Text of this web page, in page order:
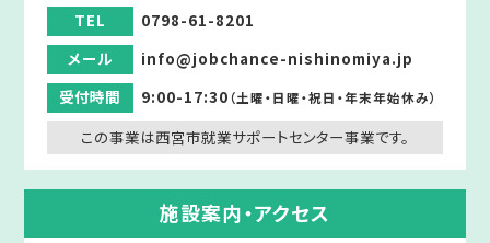
TEL
0798-61-8201
メール
info@jobchance-nishinomiya.jp
受付時間
9:00-17:30（土曜・日曜・祝日・年末年始休み）
この事業は西宮市就業サポートセンター事業です。
施設案内・アクセス